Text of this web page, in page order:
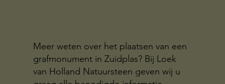
Meer weten over het plaatsen van een
grafmonument in Zuidplas? Bij Loek
van Holland Natuursteen geven wij u